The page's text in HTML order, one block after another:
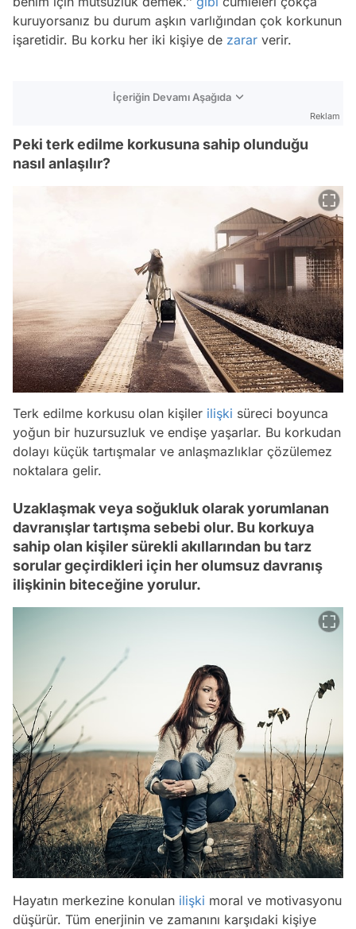
kuruyorsanız bu durum aşkın varlığından çok korkunun
işaretidir. Bu korku her iki kişiye de zarar verir.
İçeriğin Devamı Aşağıda
Reklam
Peki terk edilme korkusuna sahip olunduğu
nasıl anlaşılır?
Terk edilme korkusu olan kişiler ilişki süreci boyunca
yoğun bir huzursuzluk ve endişe yaşarlar. Bu korkudan
dolayı küçük tartışmalar ve anlaşmazlıklar çözülemez
noktalara gelir.
Uzaklaşmak veya soğukluk olarak yorumlanan
davranışlar tartışma sebebi olur. Bu korkuya
sahip olan kişiler sürekli akıllarından bu tarz
sorular geçirdikleri için her olumsuz davranış
ilişkinin biteceğine yorulur.
Hayatın merkezine konulan ilişki moral ve motivasyonu
düşürür. Tüm enerjinin ve zamanını karşıdaki kişiye